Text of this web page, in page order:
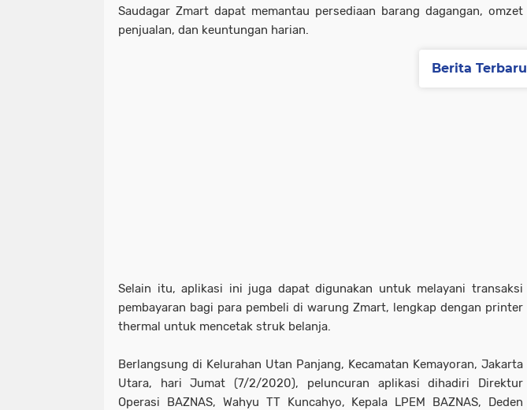
Saudagar Zmart dapat memantau persediaan barang dagangan, omzet
penjualan, dan keuntungan harian.
Selain itu, aplikasi ini juga dapat digunakan untuk melayani transaksi
pembayaran bagi para pembeli di warung Zmart, lengkap dengan printer
thermal untuk mencetak struk belanja.
Berlangsung di Kelurahan Utan Panjang, Kecamatan Kemayoran, Jakarta
Utara, hari Jumat (7/2/2020), peluncuran aplikasi dihadiri Direktur
Operasi BAZNAS, Wahyu TT Kuncahyo, Kepala LPEM BAZNAS, Deden
Berita Terbaru